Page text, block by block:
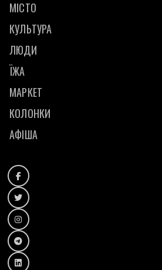
МІСТО
КУЛЬТУРА
ЛЮДИ
ЇЖА
МАРКЕТ
КОЛОНКИ
АФІША